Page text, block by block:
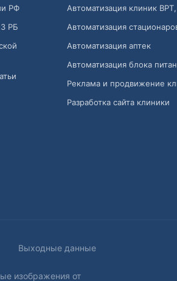
РФ
РБ
Автоматизация клиник
Автоматизация
Автоматизация аптек
Автоматизация блока
Реклама и продвижение
Разработка сайта клиники
Выходные данные
изображения от